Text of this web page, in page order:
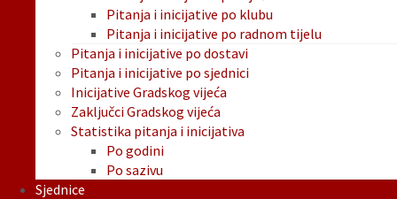
Pitanja i inicijative po klubu
Pitanja i inicijative po radnom tijelu
Pitanja i inicijative po dostavi
Pitanja i inicijative po sjednici
Inicijative Gradskog vijeća
Zaključci Gradskog vijeća
Statistika pitanja i inicijativa
Po godini
Po sazivu
Sjednice